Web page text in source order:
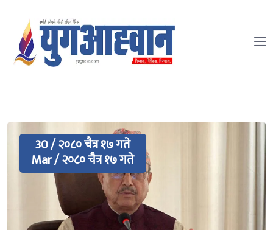
30 / २०८० चैत्र १७ गते
Mar / २०८० चैत्र १७ गते